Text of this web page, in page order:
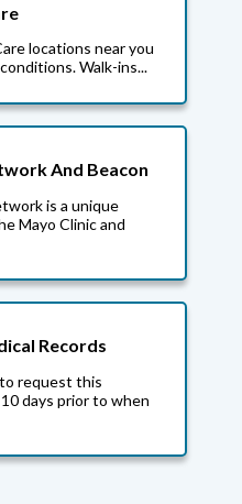
locations near you
Walk-ins...
And Beacon
is a unique
Mayo Clinic and
Records
request this
days prior to when